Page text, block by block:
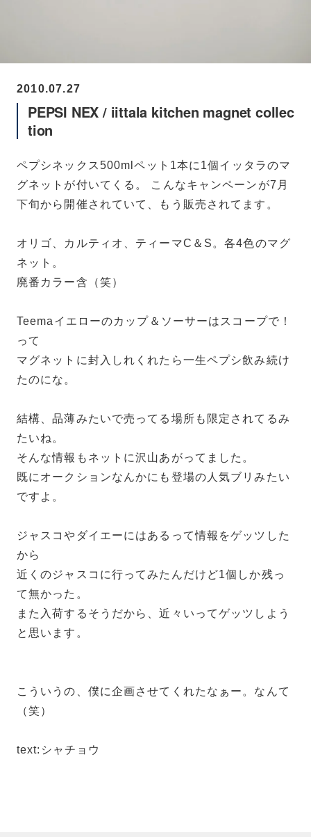
2010.07.27
PEPSI NEX / iittala kitchen magnet collec
tion
ペプシネックス500mlペット1本に1個イッタラのマ
グネットが付いてくる。 こんなキャンペーンが7月
下旬から開催されていて、もう販売されてます。
オリゴ、カルティオ、ティーマC＆S。各4色のマグ
ネット。
廃番カラー含（笑）
Teemaイエローのカップ＆ソーサーはスコープで！
って
マグネットに封入しれくれたら一生ペプシ飲み続け
たのにな。
結構、品薄みたいで売ってる場所も限定されてるみ
たいね。
そんな情報もネットに沢山あがってました。
既にオークションなんかにも登場の人気ブリみたい
ですよ。
ジャスコやダイエーにはあるって情報をゲッツした
から
近くのジャスコに行ってみたんだけど1個しか残っ
て無かった。
また入荷するそうだから、近々いってゲッツしよう
と思います。
こういうの、僕に企画させてくれたなぁー。なんて
（笑）
text:シャチョウ